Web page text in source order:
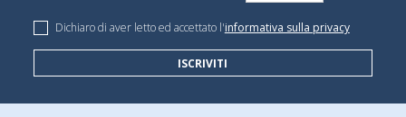
Dichiaro di aver letto ed accettato l'informativa sulla privacy
ISCRIVITI